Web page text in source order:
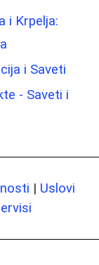
i Krpelja:
i Saveti
- Saveti i
| Uslovi